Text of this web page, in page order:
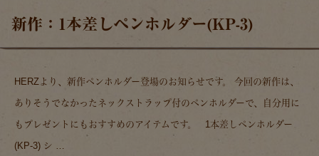
新作：1本差しペンホルダー(KP-3)
HERZより、新作ペンホルダー登場のお知らせです。 今回の新作は、
ありそうでなかったネックストラップ付のペンホルダーで、自分用に
もプレゼントにもおすすめのアイテムです。 1本差しペンホルダー
(KP-3) シ …